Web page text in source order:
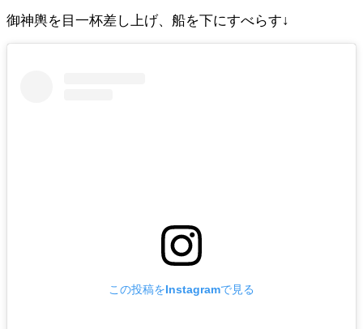
御神輿を目一杯差し上げ、船を下にすべらす↓
この投稿をInstagramで見る